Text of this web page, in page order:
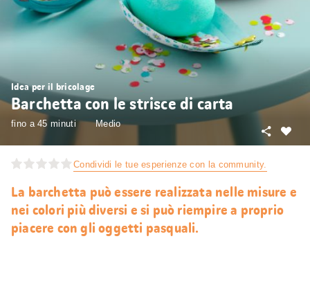
Condividi le tue esperienze con la community.
Idea per il bricolage
Barchetta con le strisce di carta
fino a 45 minuti
Medio
Condividi
La barchetta può essere realizzata nelle misure e
nei colori più diversi e si può riempire a proprio
piacere con gli oggetti pasquali.